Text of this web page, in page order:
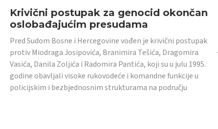
Krivični postupak za genocid okončan
oslobađajućim presudama
Pred Sudom Bosne i Hercegovine vođen je krivični postupak
protiv Miodraga Josipovića, Branimira Tešića, Dragomira
Vasića, Danila Zoljića i Radomira Pantića, koji su u julu 1995.
godine obavljali visoke rukovodeće i komandne funkcije u
policijskim i bezbjednosnim strukturama na području